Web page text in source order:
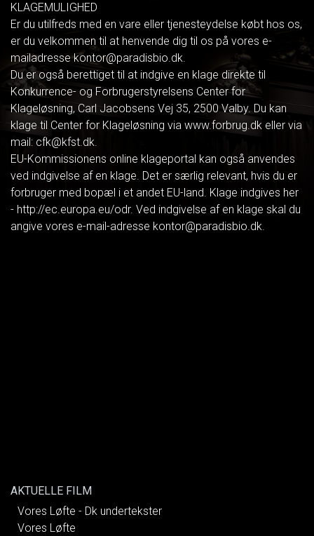
KLAGEMULIGHED
Er du utilfreds med en vare eller tjenesteydelse købt hos os,
er du velkommen til at henvende dig til os på vores e-
mailadresse kontor@paradisbio.dk.
Du er også berettiget til at indgive en klage direkte til
Konkurrence- og Forbrugerstyrelsens Center for
Klageløsning, Carl Jacobsens Vej 35, 2500 Valby. Du kan
klage til Center for Klageløsning via www.forbrug.dk eller via
mail: cfk@kfst.dk.
EU-Kommissionens online klageportal kan også anvendes
ved indgivelse af en klage. Det er særlig relevant, hvis du er
forbruger med bopæl i et andet EU-land. Klage indgives her
- http://ec.europa.eu/odr. Ved indgivelse af en klage skal du
angive vores e-mail-adresse kontor@paradisbio.dk.
AKTUELLE FILM
Vores Løfte - Dk undertekster
Vores Løfte